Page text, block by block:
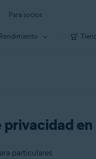
Para socios
Rendimiento
particulares